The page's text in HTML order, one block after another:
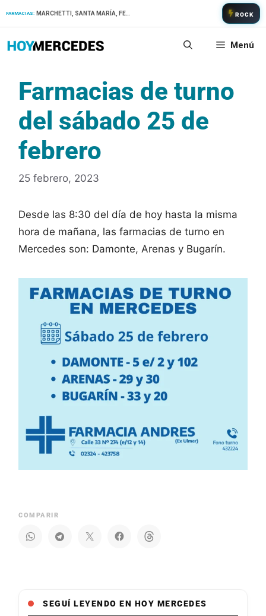
FARMACIAS: ROCK
Menú
Farmacias de turno
del sábado 25 de
febrero
25 febrero, 2023
Desde las 8:30 del día de hoy hasta la misma
hora de mañana, las farmacias de turno en
Mercedes son: Damonte, Arenas y Bugarín.
COMPARIR
SEGUÍ LEYENDO EN HOY MERCEDES